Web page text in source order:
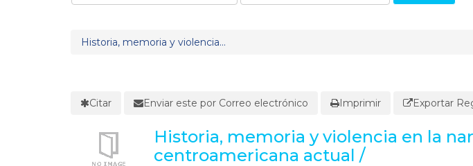
Historia, memoria y violencia...
Citar Enviar este por Correo electrónico Imprimir Exportar
Historia, memoria y violencia en la
centroamericana actual /